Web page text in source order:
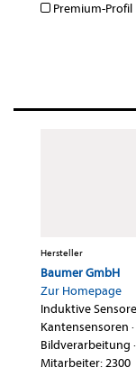
Premium-Profil
Hersteller
Baumer GmbH
Zur Homepage
Induktive
Kantensensoren ·
Bildverarbeitung ·
Mitarbeiter: 2300